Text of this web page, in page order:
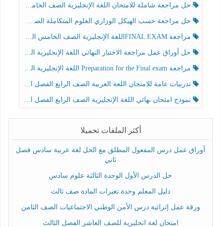
حل مراجعة شاملة للامتحان اللغة الإنجليزية الصف الخامس الفصل الثالث
حل مراجعة حسب الهيكل الوزاري العلوم المتكاملة الصف الخامس عام الفصل الثالث
مراجعة FINAL EXAMاللغة الإنجليزية الصف الخامس الفصل الثالث
حل أوراق عمل مراجعة الاختبار النهائي اللغة الإنجليزية الصف الرابع الفصل الثالث
مراجعة Preparation for the Final exam اللغة الإنجليزية الصف الرابع الفصل الثالث
تدريبات عامة للامتحان اللغة العربية الصف الرابع الفصل الثالث
نموذج امتحان نهائي اللغة الإنجليزية الصف الرابع الفصل الثالث
أكثر الملفات تحميلا
أوراق عمل درس المفعول المطلق مع الحل لغة عربية سادس فصل
ثاني
حل الدرس الأول الوحدة الثالثة علوم سادس
دليل المعلم وحدة تغيرات المادة صف ثالث
ورقة عمل إثرائية درس الأمن الوطني الاجتماعيات الصف الثامن
امتحان لغة انجليزية للصف العاشر الفصل الثالث